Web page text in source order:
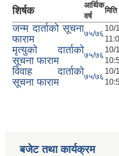
शिर्षक
आर्थिक
वर्ष
मिति
जन्म दार्ताको सूचना
फाराम
७५/७६
10/
मृत्युको दार्ताको
सूचना फाराम
७५/७६
10/
विवाह दार्ताको
सूचना फाराम
७५/७६
10/
बजेट तथा कार्यक्रम